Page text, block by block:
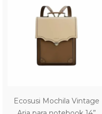
Ecosusi Mochila Vintage